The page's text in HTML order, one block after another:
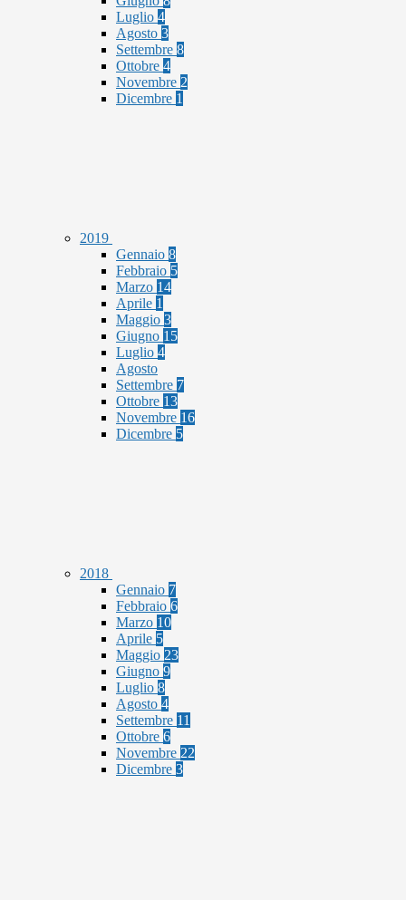
Luglio 4
Agosto 3
Settembre 8
Ottobre 4
Novembre 2
Dicembre 1
2019
Gennaio 8
Febbraio 5
Marzo 14
Aprile 1
Maggio 3
Giugno 15
Luglio 4
Agosto
Settembre 7
Ottobre 13
Novembre 16
Dicembre 5
2018
Gennaio 7
Febbraio 6
Marzo 10
Aprile 5
Maggio 23
Giugno 9
Luglio 8
Agosto 4
Settembre 11
Ottobre 6
Novembre 22
Dicembre 3